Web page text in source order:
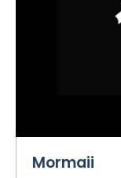
Mormaii